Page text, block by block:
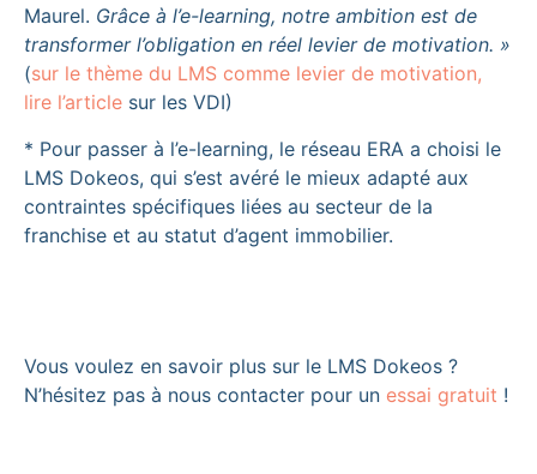
Maurel. Grâce à l’e-learning, notre ambition est de
transformer l’obligation en réel levier de motivation. »
(sur le thème du LMS comme levier de motivation,
lire l’article sur les VDI)
* Pour passer à l’e-learning, le réseau ERA a choisi le
LMS Dokeos, qui s’est avéré le mieux adapté aux
contraintes spécifiques liées au secteur de la
franchise et au statut d’agent immobilier.
Vous voulez en savoir plus sur le LMS Dokeos ?
N’hésitez pas à nous contacter pour un essai gratuit !